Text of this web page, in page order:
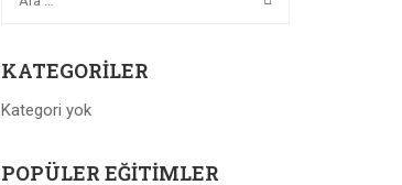
KATEGORILER
Kategori yok
POPÜLER EĞITIMLER